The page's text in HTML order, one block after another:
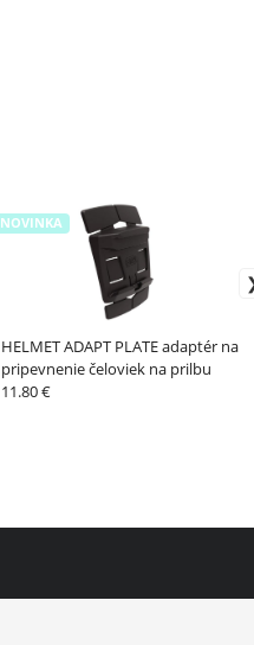
HELMET ADAPT PLATE adaptér na
pripevnenie čeloviek na prilbu
NOVINKA
11.80 €